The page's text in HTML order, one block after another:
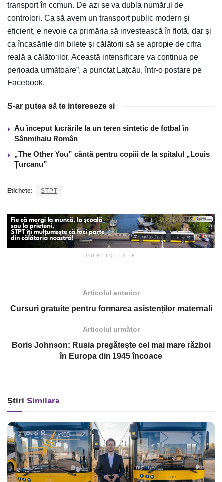
transport în comun. De azi se va dubla numărul de
controlori. Ca să avem un transport public modern și
eficient, e nevoie ca primăria să investească în flotă, dar și
ca încasările din bilete și călătorii să se apropie de cifra
reală a călătorilor. Această intensificare va continua pe
perioada următoare”, a punctat Lațcău, într-o postare pe
Facebook.
S-ar putea să te intereseze și
Au început lucrările la un teren sintetic de fotbal în
Sânmihaiu Român
„The Other You” cântă pentru copiii de la spitalul „Louis
Țurcanu”
Etichete: STPT
PUBLICITATE
Articolul anterior
Cursuri gratuite pentru formarea asistenților maternali
Articolul următor
Boris Johnson: Rusia pregătește cel mai mare război
în Europa din 1945 încoace
Știri Similare